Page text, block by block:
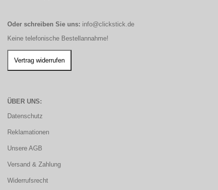
Oder schreiben Sie uns: info@clickstick.de
Keine telefonische Bestellannahme!
ÜBER UNS:
Datenschutz
Reklamationen
Unsere AGB
Versand & Zahlung
Widerrufsrecht